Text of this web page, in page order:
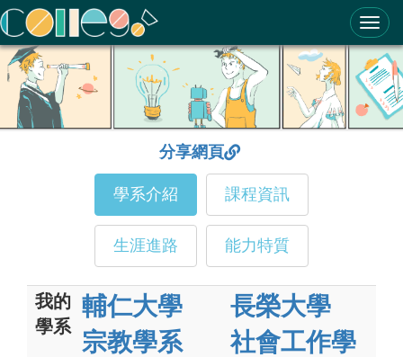
ColleGo! 大學選才與高中育才輔助系統
分享網頁
學系介紹 課程資訊
生涯進路 能力特質
我的
學系
輔仁大學
宗教學系
長榮大學
社會工作學